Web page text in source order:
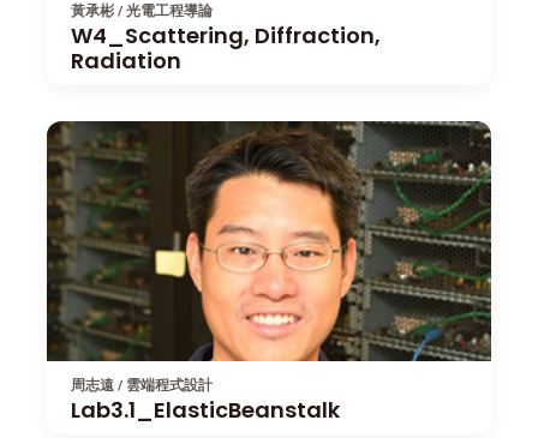
黃承彬 / 光電工程導論
W4_Scattering, Diffraction,
Radiation
周志遠 / 雲端程式設計
Lab3.1_ElasticBeanstalk